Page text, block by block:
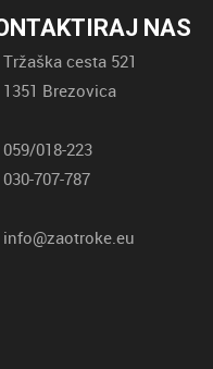
NAS
Tržaška cesta 521
1351 Brezovica
059/018-223
030-707-787
info@zaotroke.eu